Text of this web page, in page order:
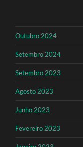
Outubro 2024
Setembro 2024
Setembro 2023
Agosto 2023
Junho 2023
Fevereiro 2023